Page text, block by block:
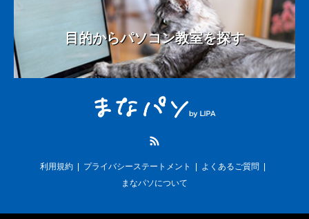
目的からパソコン教室を探す
利用規約 プライバシーステートメント
よくあるご質問
まなパソについて